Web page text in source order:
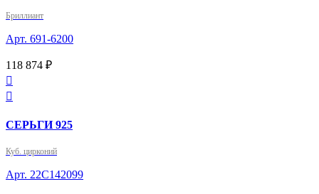
Бриллиант
Арт. 691-6200
118 874 ₽


СЕРЬГИ 925
Куб. цирконий
Арт. 22С142099